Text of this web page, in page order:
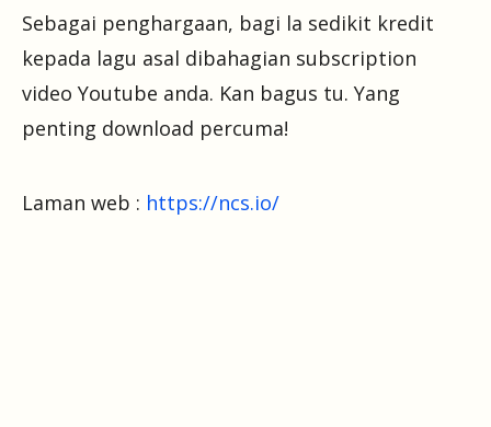
Sebagai penghargaan, bagi la sedikit kredit
kepada lagu asal dibahagian subscription
video Youtube anda. Kan bagus tu. Yang
penting download percuma!
Laman web : https://ncs.io/